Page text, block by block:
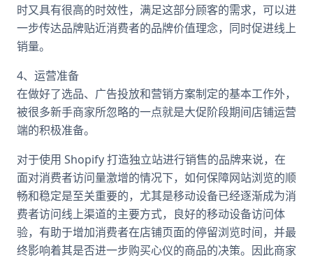
时又具有很高的时效性，满足这部分顾客的需求，可以进
一步传达品牌贴近消费者的品牌价值理念，同时促进线上
销量。
4、运营准备
在做好了选品、广告投放和营销方案制定的基本工作外，
被很多新手商家所忽略的一点就是大促阶段期间店铺运营
端的积极准备。
对于使用 Shopify 打造独立站进行销售的品牌来说，在
面对消费者访问量激增的情况下，如何保障网站浏览的顺
畅和稳定是至关重要的，尤其是移动设备已经逐渐成为消
费者访问线上渠道的主要方式，良好的移动设备访问体
验，有助于增加消费者在店铺页面的停留浏览时间，并最
终影响着其是否进一步购买心仪的商品的决策。因此商家